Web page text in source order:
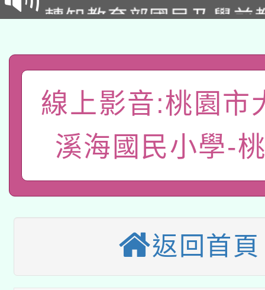
年度健康促進學校輔導
原住民族教育政策研討
轉知教育部國民及學前
師專業成長研習實施計
方素養工作坊新北場」
族語言臺北學習中心
「族語學習班」招生簡
轉知有關國立成功大學
文教學共融平台-教案
件」活動簡章
教育部國民及學前教育
年度COVID-19疫苗接
接種對象擴大為「滿6
接種之民眾」措施，延
宣導素材2份，請協助
管道加強宣導
有關銓敘部建置「公務
得重審後實發金額試算
機關學校轉知所屬退休
「115年度教育部國民
辦理性別平等教育建置
人才庫實施計畫」一案
衛生局辦理之「115年
菸害防制實體解謎活動
轉知教育部國民及學前
國立臺灣師範大學辦理
函轉國家教育研究院中
線上影音:桃園市
溪海國民小學-
返回首頁